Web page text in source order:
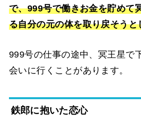
で、999号で働きお金を貯めて
る自分の元の体を取り戻そうと
999号の仕事の途中、冥王星で
会いに行くことがあります。
鉄郎に抱いた恋心